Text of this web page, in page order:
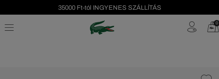
35000 Ft-tól INGYENES SZÁLLÍTÁS
Szezonális leárazás akár -40%! 0